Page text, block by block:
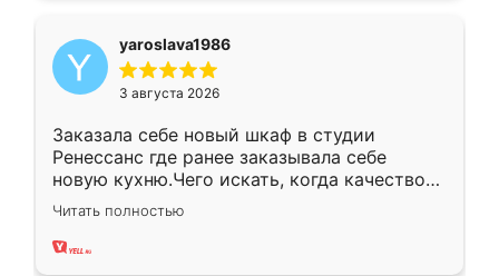
yaroslava1986
3 августа 2026
Заказала себе новый шкаф в студии
Ренессанс где ранее заказывала себе
новую кухню.Чего искать, когда качеством
вполне довольна. Служит кухня уже почти
два года, нареканий нет.
Читать полностью